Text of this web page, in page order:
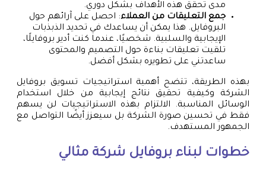
مدى تحقق هذه الأهداف بشكل دوري.
جمع التعليقات من العملاء: احصل على آرائهم حول
البروفايل. هذا يمكن أن يساعدك في تحديد الذبذبات
الإيجابية والسلبية. شخصيًا، عندما كنت أدير بروفايلًا،
تلقيت تعليقات بناءة حول التصميم والمحتوى
ساعدتني على تطويره بشكل أفضل.
بهذه الطريقة، تتضح أهمية استراتيجيات تسويق بروفايل
الشركة وكيفية تحقيق نتائج إيجابية من خلال استخدام
الوسائل المناسبة. الالتزام بهذه الاستراتيجيات لن يسهم
فقط في تحسين صورة الشركة بل سيعزز أيضًا التواصل مع
الجمهور المستهدف.
خطوات لبناء بروفايل شركة مثالي